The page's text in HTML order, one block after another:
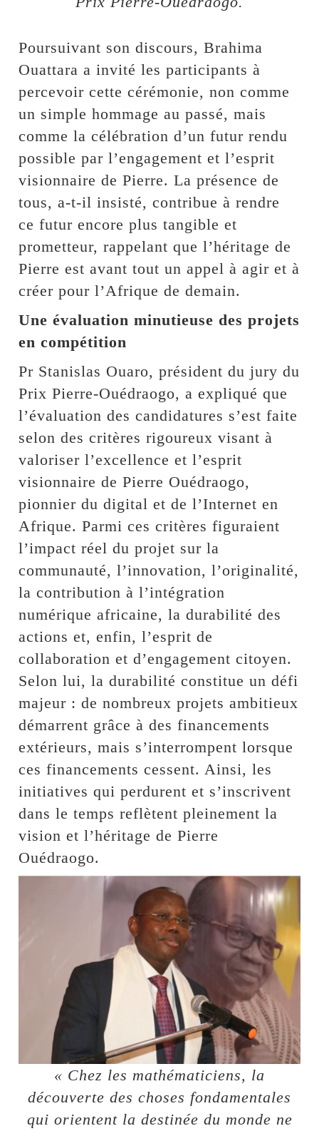
Poursuivant son discours, Brahima
Ouattara a invité les participants à
percevoir cette cérémonie, non comme
un simple hommage au passé, mais
comme la célébration d’un futur rendu
possible par l’engagement et l’esprit
visionnaire de Pierre. La présence de
tous, a-t-il insisté, contribue à rendre
ce futur encore plus tangible et
prometteur, rappelant que l’héritage de
Pierre est avant tout un appel à agir et à
créer pour l’Afrique de demain.
Une évaluation minutieuse des projets
en compétition
Pr Stanislas Ouaro, président du jury du
Prix Pierre-Ouédraogo, a expliqué que
l’évaluation des candidatures s’est faite
selon des critères rigoureux visant à
valoriser l’excellence et l’esprit
visionnaire de Pierre Ouédraogo,
pionnier du digital et de l’Internet en
Afrique. Parmi ces critères figuraient
l’impact réel du projet sur la
communauté, l’innovation, l’originalité,
la contribution à l’intégration
numérique africaine, la durabilité des
actions et, enfin, l’esprit de
collaboration et d’engagement citoyen.
Selon lui, la durabilité constitue un défi
majeur : de nombreux projets ambitieux
démarrent grâce à des financements
extérieurs, mais s’interrompent lorsque
ces financements cessent. Ainsi, les
initiatives qui perdurent et s’inscrivent
dans le temps reflètent pleinement la
vision et l’héritage de Pierre
Ouédraogo.
« Chez les mathématiciens, la
découverte des choses fondamentales
qui orientent la destinée du monde ne